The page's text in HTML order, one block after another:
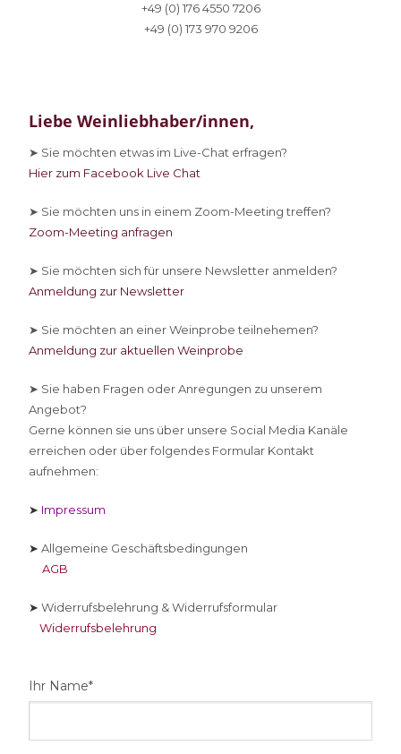
+49 (0) 176 4550 7206
+49 (0) 173 970 9206
Liebe Weinliebhaber/innen,
➤ Sie möchten etwas im Live-Chat erfragen?
Hier zum Facebook Live Chat
➤ Sie möchten uns in einem Zoom-Meeting treffen?
Zoom-Meeting anfragen
➤ Sie möchten sich für unsere Newsletter anmelden?
Anmeldung zur Newsletter
➤ Sie möchten an einer Weinprobe teilnehemen?
Anmeldung zur aktuellen Weinprobe
➤ Sie haben Fragen oder Anregungen zu unserem
Angebot?
Gerne können sie uns über unsere Social Media Kanäle
erreichen oder über folgendes Formular Kontakt
aufnehmen:
➤ Impressum
➤ Allgemeine Geschäftsbedingungen
AGB
➤Widerrufsbelehrung & Widerrufsformular
Widerrufsbelehrung
Ihr Name*